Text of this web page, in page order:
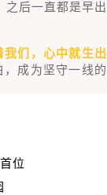
之后一直都是早出
们，心中就生出
，成为坚守一线的
位